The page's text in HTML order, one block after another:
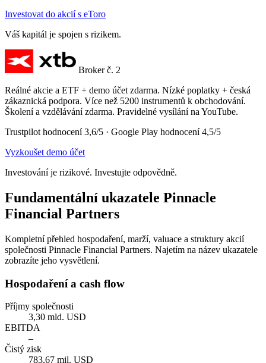
Investovat do akcií s eToro
Váš kapitál je spojen s rizikem.
Broker č. 2
Reálné akcie a ETF + demo účet zdarma. Nízké poplatky + česká
zákaznická podpora. Více než 5200 instrumentů k obchodování.
Školení a vzdělávání zdarma. Pravidelné vysílání na YouTube.
Trustpilot hodnocení 3,6/5 · Google Play hodnocení 4,5/5
Vyzkoušet demo účet
Investování je rizikové. Investujte odpovědně.
Fundamentální ukazatele Pinnacle
Financial Partners
Kompletní přehled hospodaření, marží, valuace a struktury akcií
společnosti Pinnacle Financial Partners. Najetím na název ukazatele
zobrazíte jeho vysvětlení.
Hospodaření a cash flow
Příjmy společnosti
3,30 mld. USD
EBITDA
–
Čistý zisk
783,67 mil. USD